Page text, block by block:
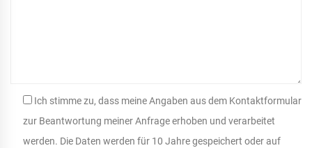
Ich stimme zu, dass meine Angaben aus dem Kontaktformular
zur Beantwortung meiner Anfrage erhoben und verarbeitet
werden. Die Daten werden für 10 Jahre gespeichert oder auf